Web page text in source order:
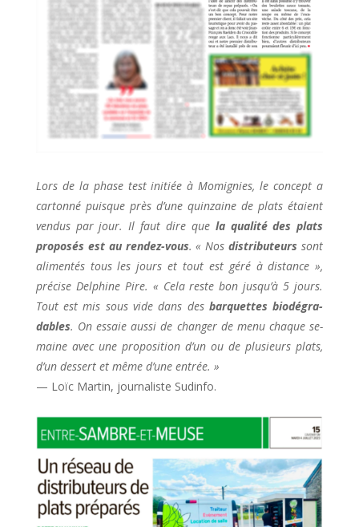
Lors de la phase test initiée à Momignies, le concept a
car­tonné puisque près d’une quinzaine de plats étaient
vendus par jour. Il faut dire que la qualité des plats
propo­sés est au rendez­-vous. « Nosdistributeurs sont
alimentés tous les jours et tout est géré à distance »,
précise Delphine Pire. « Cela reste bon jusqu’à 5 jours.
Tout est mis sous vide dans des barquettes biodégra­
dables. On essaie aussi de changer de menu chaque se­
maine avec une proposition d’un ou de plusieurs plats,
d’un dessert et même d’une entrée. »
— Loïc Martin, journaliste Sudinfo.